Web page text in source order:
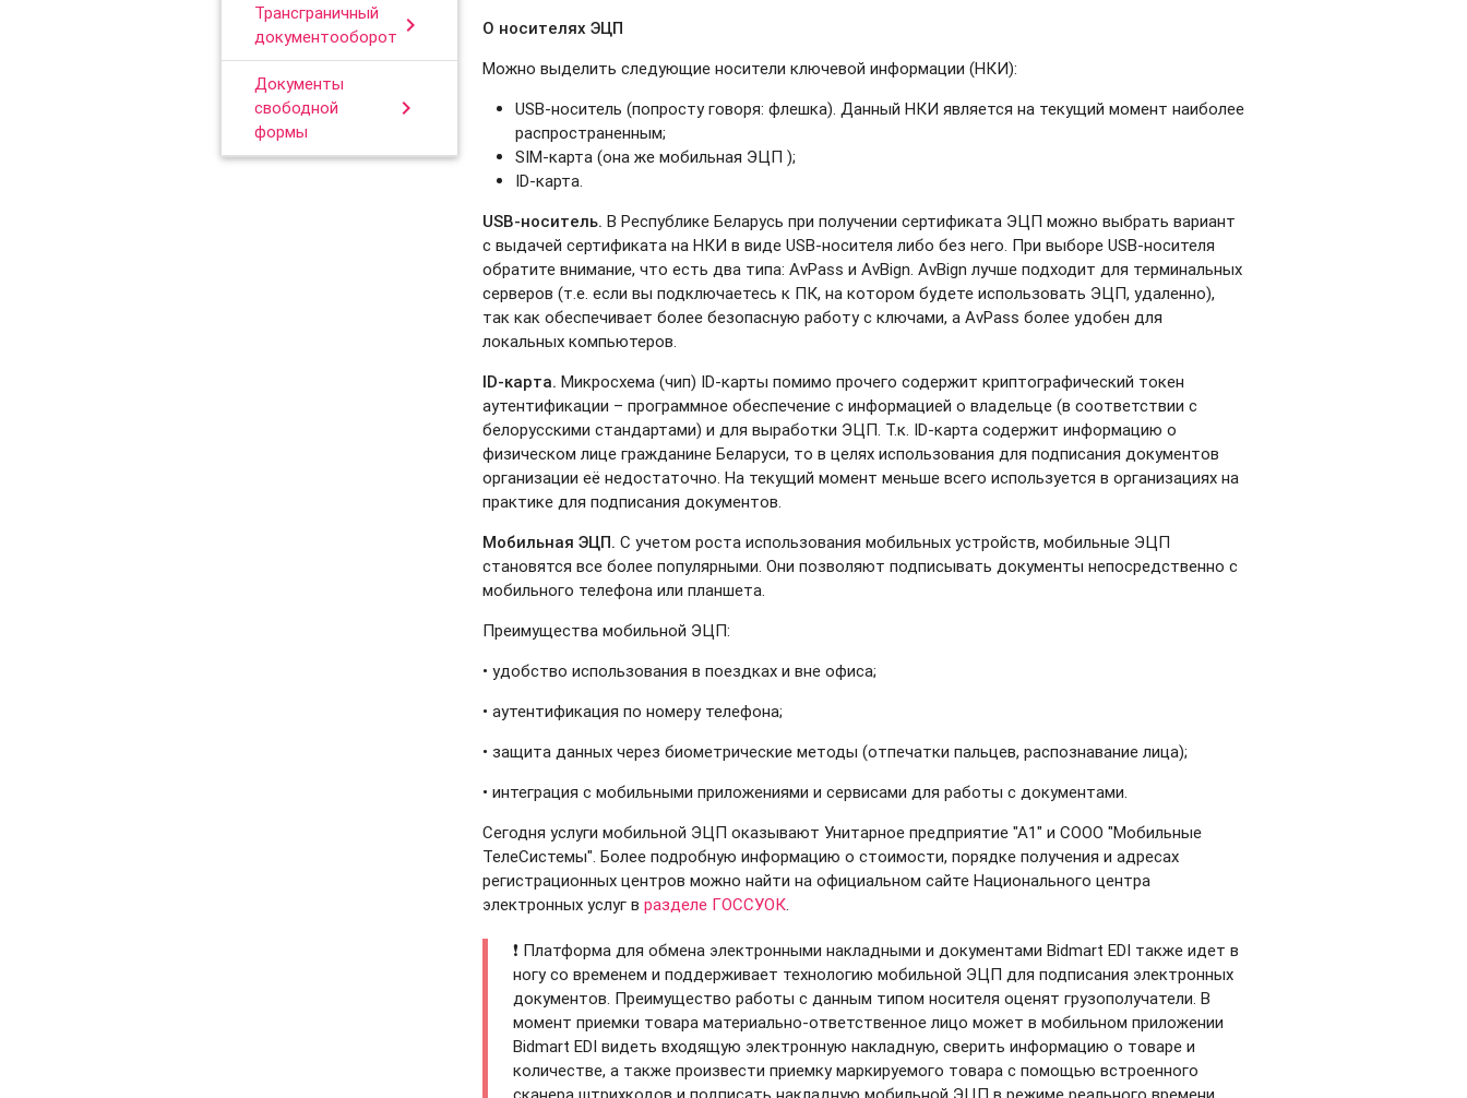
Трансграничный
документооборот chevron_right
Документы
свободной
формы
chevron_right
О носителях ЭЦП
Можно выделить следующие носители ключевой информации (НКИ):
USB-носитель (попросту говоря: флешка). Данный НКИ является на текущий момент наиболее
распространенным;
SIM-карта (она же мобильная ЭЦП );
ID-карта.
USB-носитель. В Республике Беларусь при получении сертификата ЭЦП можно выбрать вариант
с выдачей сертификата на НКИ в виде USB-носителя либо без него. При выборе USB-носителя
обратите внимание, что есть два типа: AvPass и AvBign. AvBign лучше подходит для терминальных
серверов (т.е. если вы подключаетесь к ПК, на котором будете использовать ЭЦП, удаленно),
так как обеспечивает более безопасную работу с ключами, а AvPass более удобен для
локальных компьютеров.
ID-карта.Микросхема (чип) ID-карты помимо прочего содержит криптографический токен
аутентификации – программное обеспечение с информацией о владельце (в соответствии с
белорусскими стандартами) и для выработки ЭЦП. Т.к. ID-карта содержит информацию о
физическом лице гражданине Беларуси, то в целях использования для подписания документов
организации её недостаточно. На текущий момент меньше всего используется в организациях на
практике для подписания документов.
Мобильная ЭЦП. С учетом роста использования мобильных устройств, мобильные ЭЦП
становятся все более популярными. Они позволяют подписывать документы непосредственно с
мобильного телефона или планшета.
Преимущества мобильной ЭЦП:
• удобство использования в поездках и вне офиса;
• аутентификация по номеру телефона;
• защита данных через биометрические методы (отпечатки пальцев, распознавание лица);
• интеграция с мобильными приложениями и сервисами для работы с документами.
Сегодня услуги мобильной ЭЦП оказывают Унитарное предприятие "А1" и СООО "Мобильные
ТелеСистемы". Более подробную информацию о стоимости, порядке получения и адресах
регистрационных центров можно найти на официальном сайте Национального центра
электронных услуг вразделе ГОССУОК
❗️ Платформа для обмена электронными накладными и документами Bidmart EDI также идет в
ногу со временем и поддерживает технологию мобильной ЭЦП для подписания электронных
документов. Преимущество работы с данным типом носителя оценят грузополучатели. В
момент приемки товара материально-ответственное лицо может в мобильном приложении
Bidmart EDI видеть входящую электронную накладную, сверить информацию о товаре и
количестве, а также произвести приемку маркируемого товара с помощью встроенного
сканера штрихкодов и подписать накладную мобильной ЭЦП в режиме реального времени.